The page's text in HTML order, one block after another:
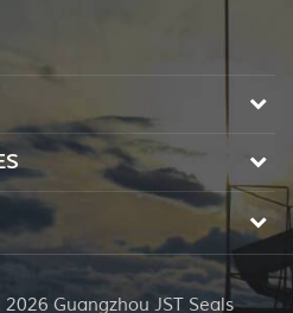
Guangzhou JST Seals